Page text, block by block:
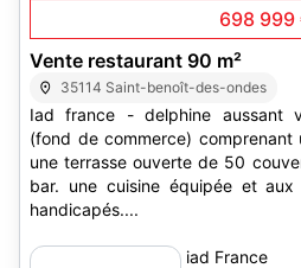
698 999
Vente restaurant 90 m²
35114 Saint-benoît-des-ondes
Iad france - delphine aussant
(fond de commerce)
une terrasse ouverte de 50
bar. une cuisine équipée et
handicapés....
iad France